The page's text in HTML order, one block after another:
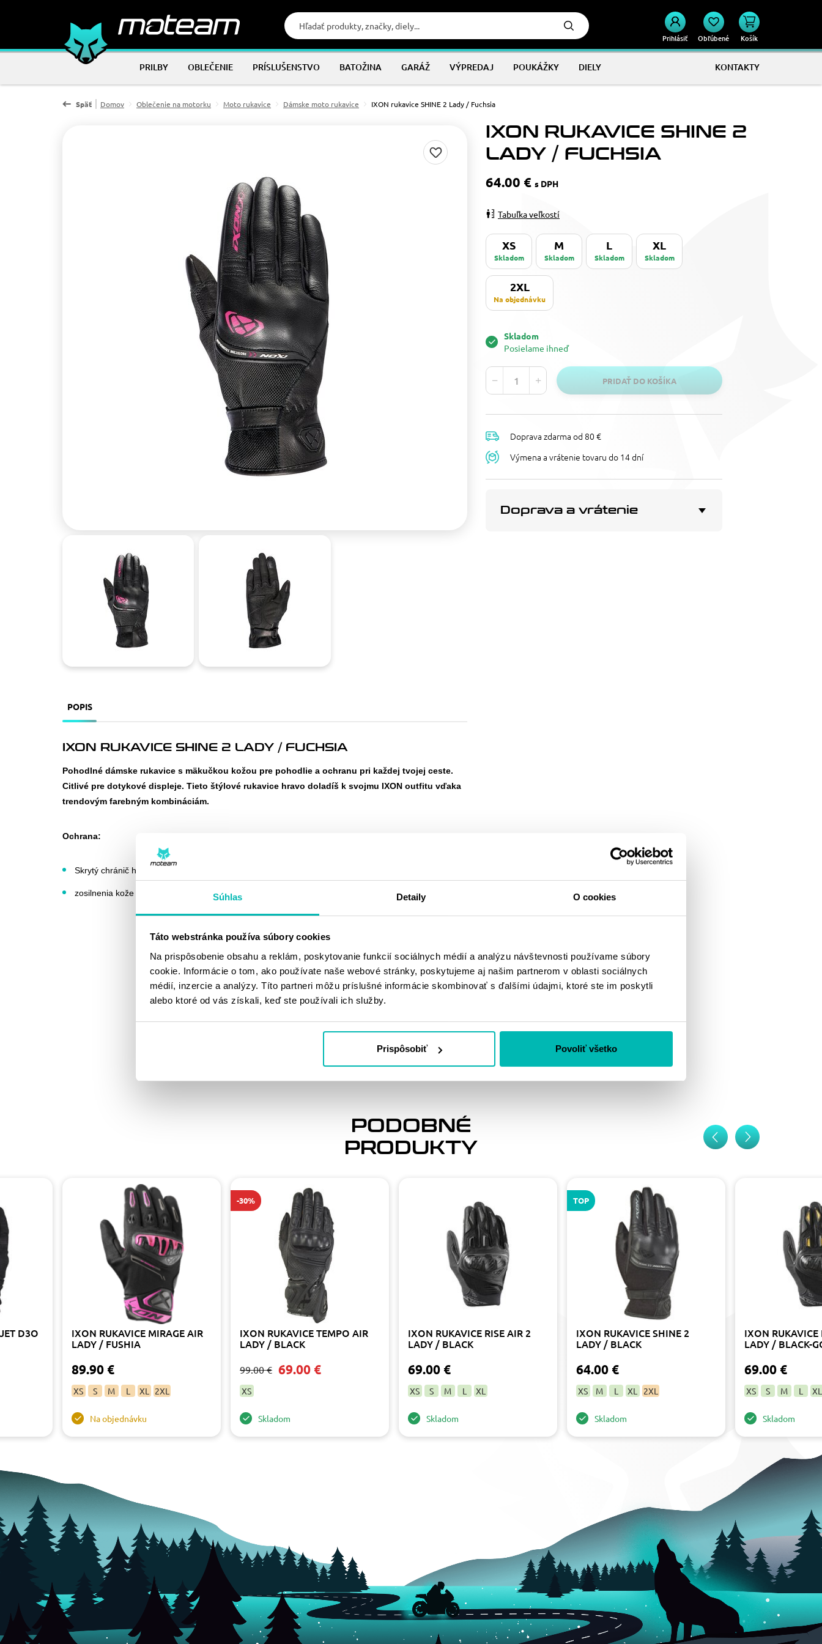
Súhlas Detaily O cookies
Táto webstránka používa súbory cookies
Na prispôsobenie obsahu a reklám, poskytovanie funkcií sociálnych médií a analýzu návštevnosti používame súbory
cookie. Informácie o tom, ako používate naše webové stránky, poskytujeme aj našim partnerom v oblasti sociálnych
médií, inzercie a analýzy. Títo partneri môžu príslušné informácie skombinovať s ďalšími údajmi, ktoré ste im poskytli
alebo ktoré od vás získali, keď ste používali ich služby.
Prispôsobiť Povoliť všetko
Prihlásiť Obľúbené Košík
PRILBY OBLEČENIE PRÍSLUŠENSTVO BATOŽINA GARÁŽ VÝPREDAJ POUKÁŽKY DIELY KONTAKTY
Späť Domov Oblečenie na motorku Moto rukavice Dámske moto rukavice IXON rukavice SHINE 2 Lady / Fuchsia
IXON RUKAVICE SHINE 2
LADY / FUCHSIA
64.00 € s DPH
XS
Skladom
M
Skladom
L
Skladom
XL
Skladom
2XL
Na objednávku
Tabuľka veľkostí
Skladom
Posielame ihneď
PRIDAŤ DO KOŠÍKA
Doprava zdarma od 80 €
Výmena a vrátenie tovaru do 14 dní
Doprava a vrátenie
POPIS
IXON RUKAVICE SHINE 2 LADY / FUCHSIA
Pohodlné dámske rukavice s mäkučkou kožou pre pohodlie a ochranu pri každej tvojej ceste.
Citlivé pre dotykové displeje. Tieto štýlové rukavice hravo doladíš k svojmu IXON outfitu vďaka
trendovým farebným kombináciám.
Ochrana:
Skrytý chránič hánok a dlane
zosilnenia kože na prstoch
MOHLO BY SA
PODOBNÉ
PRODUKTY
D3O
IXON RUKAVICE MIRAGE AIR
LADY / FUSHIA
89.90 €
XS S M L XL 2XL
Na objednávku
-30%
IXON RUKAVICE TEMPO AIR
LADY / BLACK
99.00 € 69.00 €
XS
Skladom
IXON RUKAVICE RISE AIR 2
LADY / BLACK
69.00 €
XS S M L XL
Skladom
TOP
IXON RUKAVICE SHINE 2
LADY / BLACK
64.00 €
XS M L XL 2XL
Skladom
IXON RUKAVICE
LADY / BLACK-
69.00 €
XS S M L XL
Skladom